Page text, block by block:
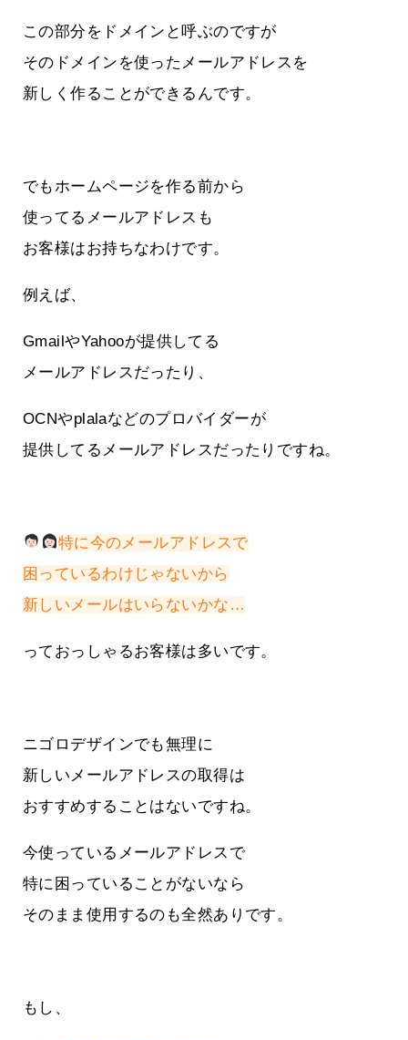
この部分をドメインと呼ぶのですが
そのドメインを使ったメールアドレスを
新しく作ることができるんです。
でもホームページを作る前から
使ってるメールアドレスも
お客様はお持ちなわけです。
例えば、
GmailやYahooが提供してる
メールアドレスだったり、
OCNやplalaなどのプロバイダーが
提供してるメールアドレスだったりですね。
特に今のメールアドレスで
困っているわけじゃないから
新しいメールはいらないかな…
っておっしゃるお客様は多いです。
ニゴロデザインでも無理に
新しいメールアドレスの取得は
おすすめすることはないですね。
今使っているメールアドレスで
特に困っていることがないなら
そのまま使用するのも全然ありです。
もし、